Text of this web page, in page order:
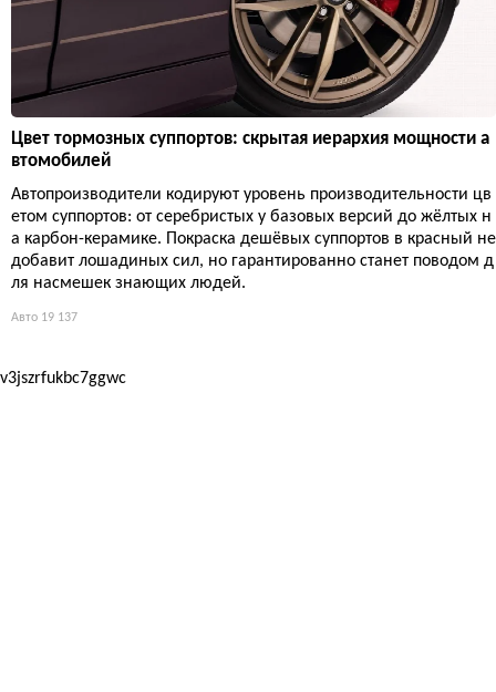
Цвет тормозных суппортов: скрытая иерархия мощности а
втомобилей
Автопроизводители кодируют уровень производительности цв
етом суппортов: от серебристых у базовых версий до жёлтых н
а карбон-керамике. Покраска дешёвых суппортов в красный не
добавит лошадиных сил, но гарантированно станет поводом д
ля насмешек знающих людей.
Авто 19 137
v3jszrfukbc7ggwc